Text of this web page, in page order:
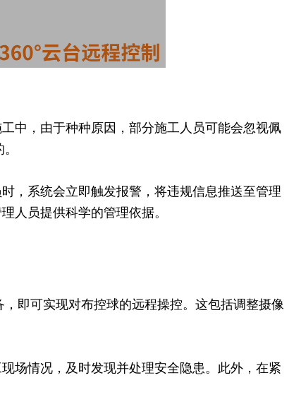
中，由于种种原因，部分施工人员可能会忽视佩
，系统会立即触发报警，将违规信息推送至管理
人员提供科学的管理依据。
即可实现对布控球的远程操控。这包括调整摄像
场情况，及时发现并处理安全隐患。此外，在紧